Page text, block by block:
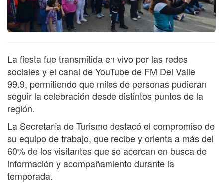
La fiesta fue transmitida en vivo por las redes
sociales y el canal de YouTube de FM Del Valle
99.9, permitiendo que miles de personas pudieran
seguir la celebración desde distintos puntos de la
región.
La Secretaría de Turismo destacó el compromiso de
su equipo de trabajo, que recibe y orienta a más del
60% de los visitantes que se acercan en busca de
información y acompañamiento durante la
temporada.